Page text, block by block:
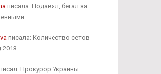
писала: Подавал, бегал за
писала: Количество сетов
2013.
писал: Прокурор Украины